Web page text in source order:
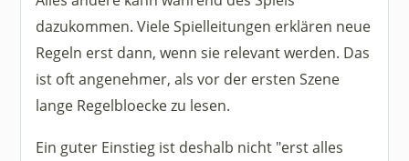
dazukommen. Viele Spielleitungen erklären neue
Regeln erst dann, wenn sie relevant werden. Das
ist oft angenehmer, als vor der ersten Szene
lange Regelbloecke zu lesen.
Ein guter Einstieg ist deshalb nicht "erst alles